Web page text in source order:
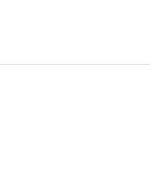
pe
implicit că
informați,
de